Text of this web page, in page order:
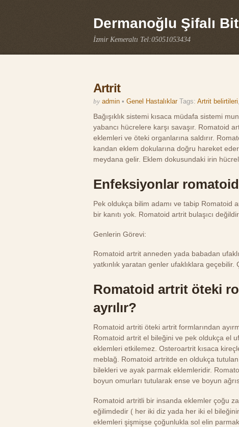
Dermanoğlu Şifalı
İzmir Kemeraltı Tel:05051053434
Artrit
by admin • Genel Hastalıklar Tags: Artrit belirtileri,
Bağışıklık sistemi kısaca müdafa sistemi
yabancı hücrelere karşı savaşır. Romatoid
eklemleri ve öteki organlarına saldırır.
kandan eklem dokularına doğru hareket
meydana gelir. Eklem dokusundaki irin
Enfeksiyonlar
Pek oldukça bilim adamı ve tabip Romatoid
bir kanıtı yok. Romatoid artrit bulaşıcı
Genlerin Görevi:
Romatoid artrit anneden yada babadan
yatkınlık yaratan genler ufaklıklara geçebilir.
Romatoid artrit öteki
ayrılır?
Romatoid artriti öteki artrit formlarından
Romatoid artrit el bileğini ve pek oldukça el
eklemleri etkilemez. Osteroartrit kısaca
meblağ. Romatoid artritde en oldukça
bilekleri ve ayak parmak eklemleridir.
boyun omurları tutularak ense ve boyun
Romatoid artritli bir insanda eklemler çoğu
eğilimdedir ( her iki diz yada her iki el
eklemleri şişmişse çoğunlukla sol elin